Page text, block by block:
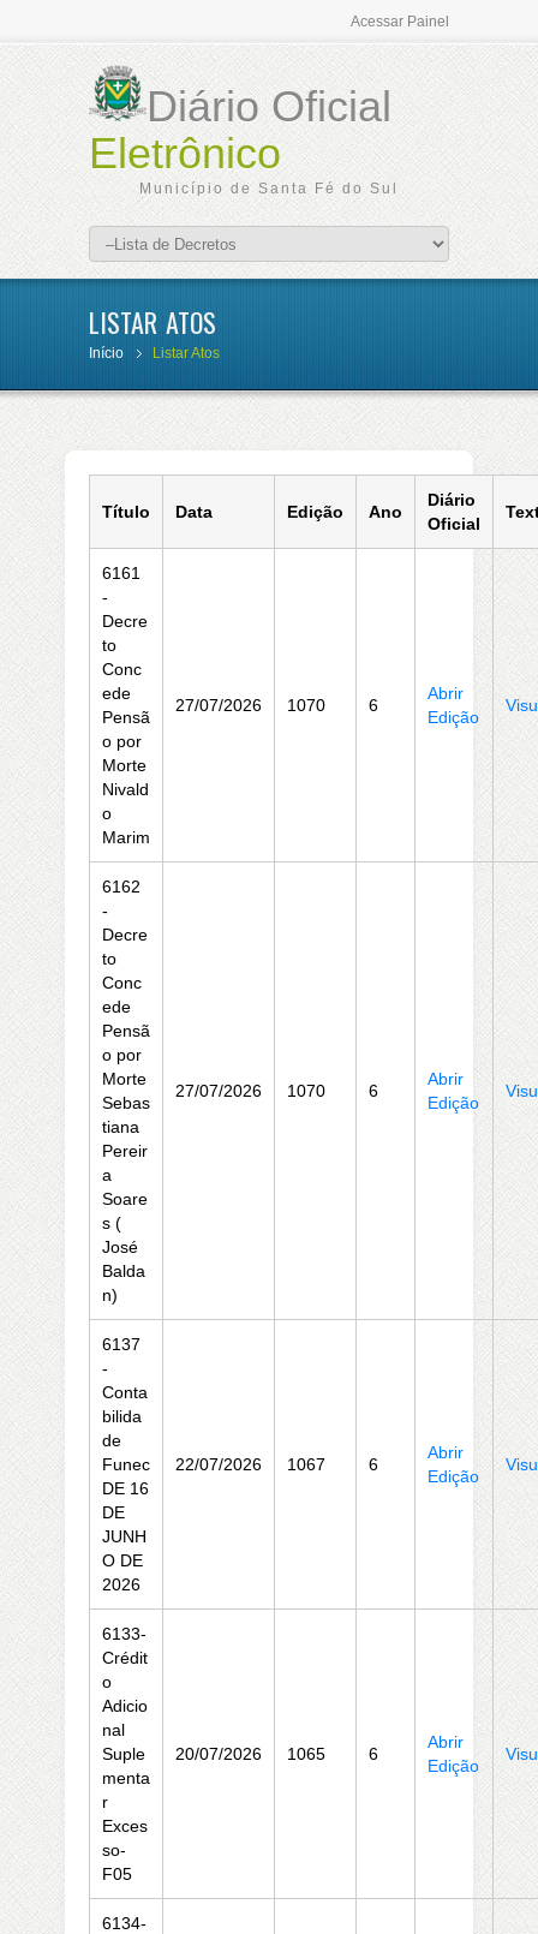
Acessar Painel
Diário Oficial
Eletrônico
Município de Santa Fé do Sul
LISTAR ATOS
Início Listar Atos
Título Data Edição Ano
Diário
Oficial
6161
-
Decre
to
Conc
ede
Pensã
o por
Morte
Nivald
o
Marim
27/07/2026 1070 6
Abrir
Edição
6162
-
Decre
to
Conc
ede
Pensã
o por
Morte
Sebas
tiana
Pereir
a
Soare
s (
José
Balda
n)
27/07/2026 1070 6
Abrir
Edição
6137
-
Conta
bilida
de
Funec
DE 16
DE
JUNH
O DE
2026
22/07/2026 1067 6
Abrir
Edição
6133-
Crédit
o
Adicio
nal
Suple
menta
r
Exces
so-
F05
20/07/2026 1065 6
Abrir
Edição
6134-